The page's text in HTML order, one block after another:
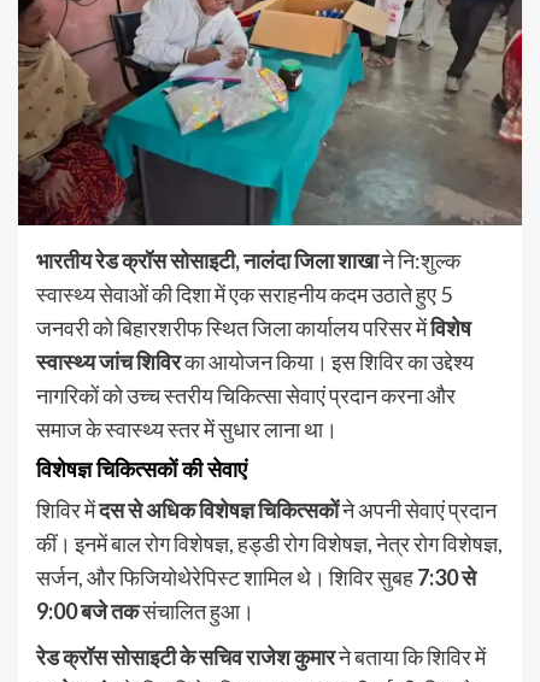
भारतीय रेड क्रॉस सोसाइटी, नालंदा जिला शाखाने नि:शुल्क
स्वास्थ्य सेवाओं की दिशा में एक सराहनीय कदम उठाते हुए 5
जनवरी को बिहारशरीफ स्थित जिला कार्यालय परिसर मेंविशेष
स्वास्थ्य जांच शिविरका आयोजन किया। इस शिविर का उद्देश्य
नागरिकों को उच्च स्तरीय चिकित्सा सेवाएं प्रदान करना और
समाज के स्वास्थ्य स्तर में सुधार लाना था।
विशेषज्ञ चिकित्सकों की सेवाएं
शिविर मेंदस से अधिक विशेषज्ञ चिकित्सकोंने अपनी सेवाएं प्रदान
कीं। इनमें बाल रोग विशेषज्ञ, हड्डी रोग विशेषज्ञ, नेत्र रोग विशेषज्ञ,
सर्जन, और फिजियोथेरेपिस्ट शामिल थे। शिविर सुबह7:30 से
9:00 बजे तकसंचालित हुआ।
रेड क्रॉस सोसाइटी के सचिव राजेश कुमारने बताया कि शिविर में